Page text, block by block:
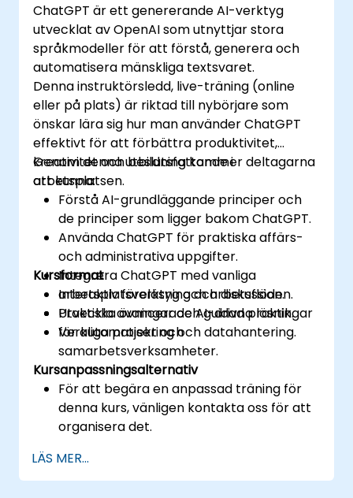
ChatGPT är ett genererande AI-verktyg
utvecklat av OpenAI som utnyttjar stora
språkmodeller för att förstå, generera och
automatisera mänskliga textsvaret.
Denna instruktörsledd, live-träning (online
eller på plats) är riktad till nybörjare som
önskar lära sig hur man använder ChatGPT
effektivt för att förbättra produktivitet,
kreativitet och beslutsfattande i
arbetsplatsen.
Genom denna utbildning kommer deltagarna
att kunna:
Förstå AI-grundläggande principer och
de principer som ligger bakom ChatGPT.
Använda ChatGPT för praktiska affärs-
och administrativa uppgifter.
Integrera ChatGPT med vanliga
arbetsplatsverktyg och arbetsflöden.
Utveckla avancerade AI-drivna lösningar
för automatisering och datahantering.
Kursformat
Interaktiv föreläsning och diskussion.
Praktiska övningar och guidad praktik.
Verkliga projekt och
samarbetsverksamheter.
Kursanpassningsalternativ
För att begära en anpassad träning för
denna kurs, vänligen kontakta oss för att
organisera det.
LÄS MER...